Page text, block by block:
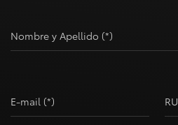
Nombre y Apellido (*)
E-mail (*)